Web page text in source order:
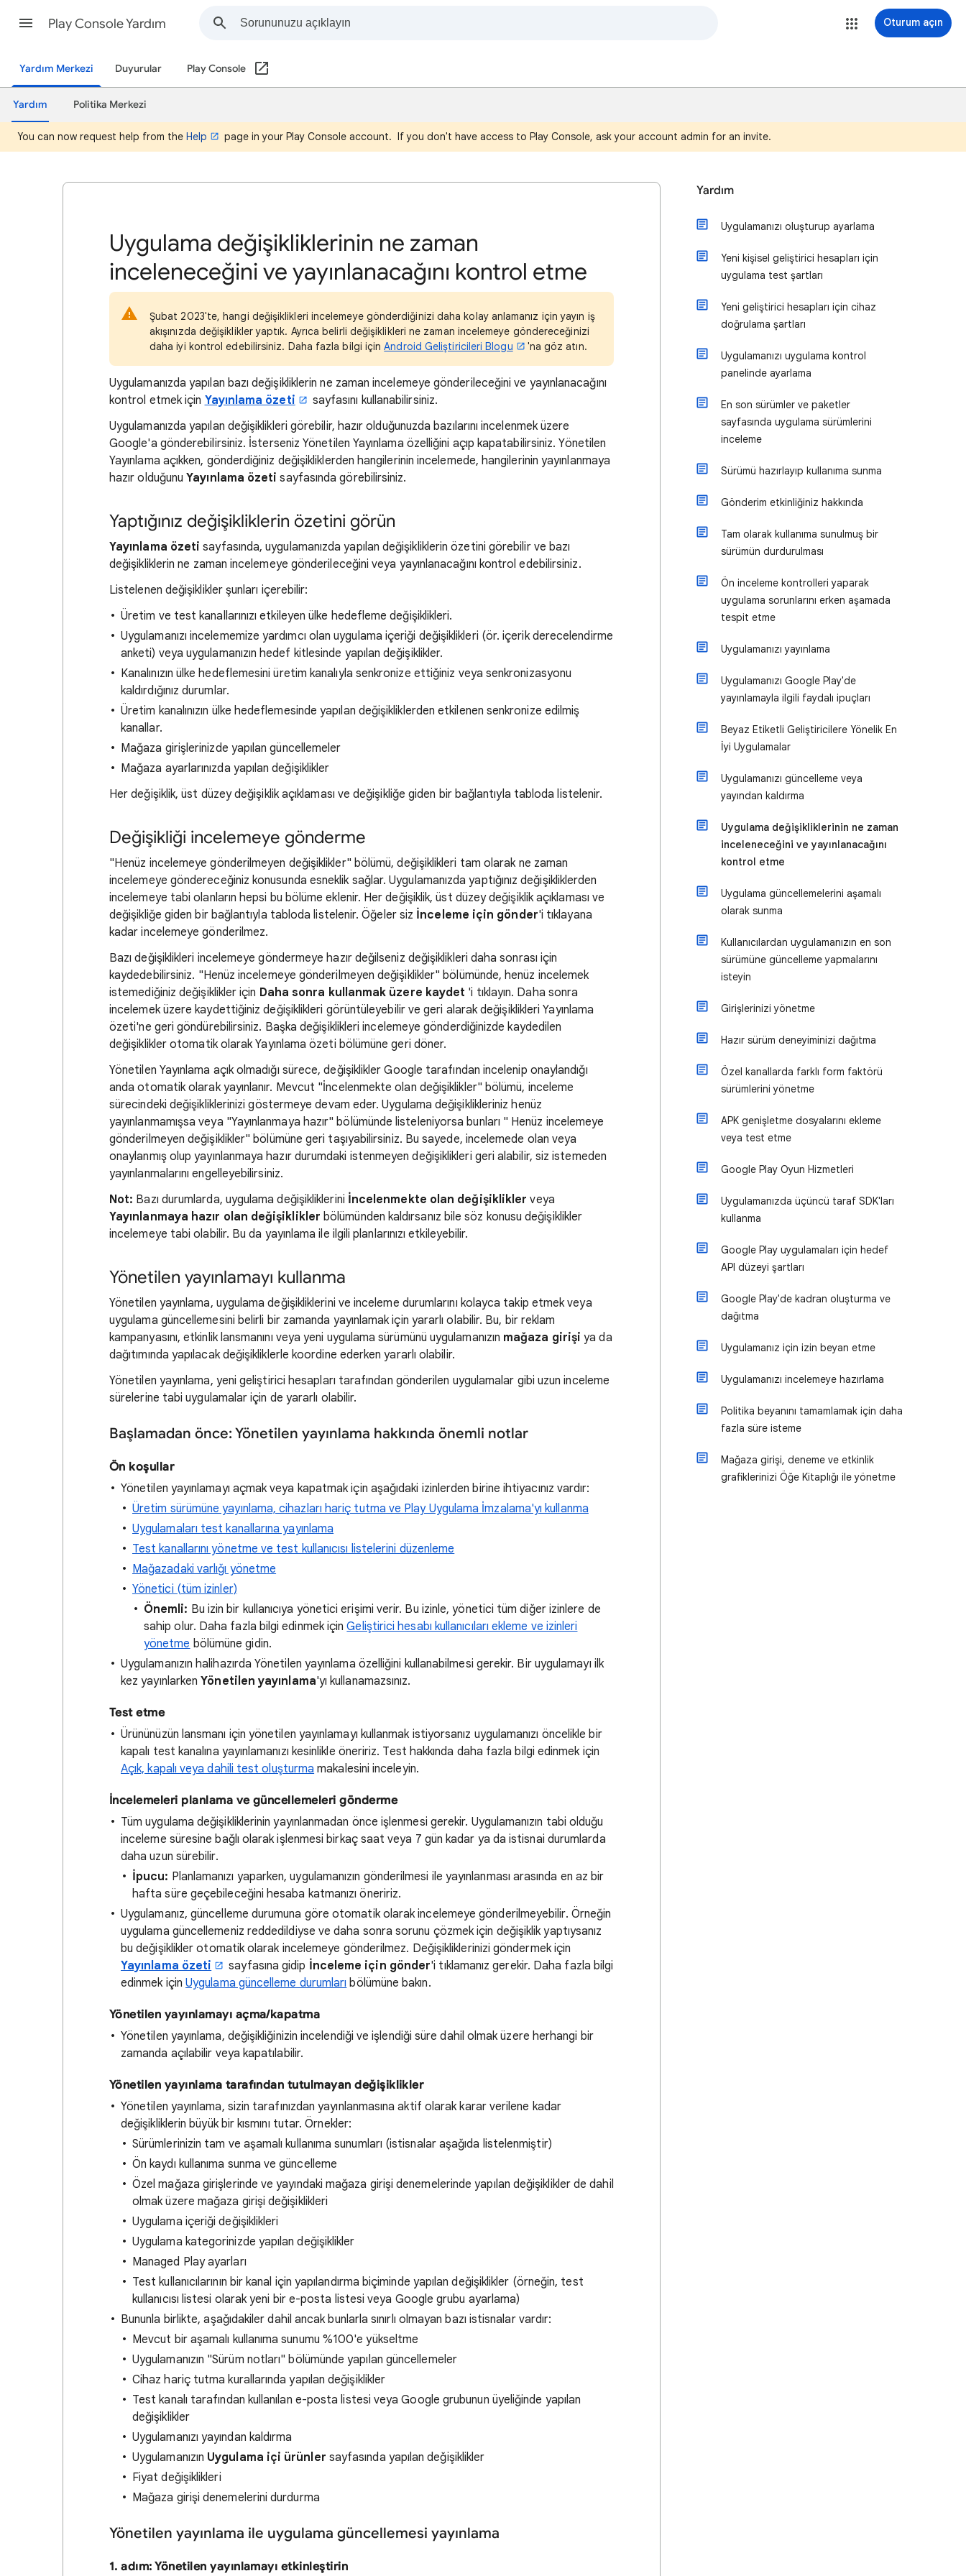
Play Console Yardım Oturum açın
Yardım Merkezi Duyurular Play Console
Yardım Politika Merkezi
You can now request help from the Help page in your Play Console account. If you don't have access to Play Console, ask your account admin for an invite.
Uygulama değişikliklerinin ne zaman
inceleneceğini ve yayınlanacağını kontrol etme
Şubat 2023'te, hangi değişiklikleri incelemeye gönderdiğinizi daha kolay anlamanız için yayın iş
akışınızda değişiklikler yaptık. Ayrıca belirli değişiklikleri ne zaman incelemeye göndereceğinizi
daha iyi kontrol edebilirsiniz. Daha fazla bilgi içinAndroid Geliştiricileri Blogu 'na göz atın.
Uygulamanızda yapılan bazı değişikliklerin ne zaman incelemeye gönderileceğini ve yayınlanacağını
kontrol etmek için Yayınlama özeti
sayfasını kullanabilirsiniz.
Uygulamanızda yapılan değişiklikleri görebilir, hazır olduğunuzda bazılarını incelenmek üzere
Google'a gönderebilirsiniz. İsterseniz Yönetilen Yayınlama özelliğini açıp kapatabilirsiniz. Yönetilen
Yayınlama açıkken, gönderdiğiniz değişikliklerden hangilerinin incelemede, hangilerinin yayınlanmaya
hazır olduğunuYayınlama özeti sayfasında görebilirsiniz.
Yaptığınız değişikliklerin özetini görün
Yayınlama özeti sayfasında, uygulamanızda yapılan değişikliklerin özetini görebilir ve bazı
değişikliklerin ne zaman incelemeye gönderileceğini veya yayınlanacağını kontrol edebilirsiniz.
Listelenen değişiklikler şunları içerebilir:
Üretim ve test kanallarınızı etkileyen ülke hedefleme değişiklikleri.
Uygulamanızı incelememize yardımcı olan uygulama içeriği değişiklikleri (ör. içerik derecelendirme
anketi) veya uygulamanızın hedef kitlesinde yapılan değişiklikler.
Kanalınızın ülke hedeflemesini üretim kanalıyla senkronize ettiğiniz veya senkronizasyonu
kaldırdığınız durumlar.
Üretim kanalınızın ülke hedeflemesinde yapılan değişikliklerden etkilenen senkronize edilmiş
kanallar.
Mağaza girişlerinizde yapılan güncellemeler
Mağaza ayarlarınızda yapılan değişiklikler
Her değişiklik, üst düzey değişiklik açıklaması ve değişikliğe giden bir bağlantıyla tabloda listelenir.
Değişikliği incelemeye gönderme
"Henüz incelemeye gönderilmeyen değişiklikler" bölümü, değişiklikleri tam olarak ne zaman
incelemeye göndereceğiniz konusunda esneklik sağlar. Uygulamanızda yaptığınız değişikliklerden
incelemeye tabi olanların hepsi bu bölüme eklenir. Her değişiklik, üst düzey değişiklik açıklaması ve
değişikliğe giden bir bağlantıyla tabloda listelenir. Öğeler siz İnceleme için gönder'i tıklayana
kadar incelemeye gönderilmez.
Bazı değişiklikleri incelemeye göndermeye hazır değilseniz değişiklikleri daha sonrası için
kaydedebilirsiniz. "Henüz incelemeye gönderilmeyen değişiklikler" bölümünde, henüz incelemek
istemediğiniz değişiklikler için Daha sonra kullanmak üzere kaydet 'i tıklayın. Daha sonra
incelemek üzere kaydettiğiniz değişiklikleri görüntüleyebilir ve geri alarak değişiklikleri Yayınlama
özeti'ne geri göndürebilirsiniz. Başka değişiklikleri incelemeye gönderdiğinizde kaydedilen
değişiklikler otomatik olarak Yayınlama özeti bölümüne geri döner.
Yönetilen Yayınlama açık olmadığı sürece, değişiklikler Google tarafından incelenip onaylandığı
anda otomatik olarak yayınlanır. Mevcut "İncelenmekte olan değişiklikler" bölümü, inceleme
sürecindeki değişikliklerinizi göstermeye devam eder. Uygulama değişiklikleriniz henüz
yayınlanmamışsa veya "Yayınlanmaya hazır" bölümünde listeleniyorsa bunları " Henüz incelemeye
gönderilmeyen değişiklikler" bölümüne geri taşıyabilirsiniz. Bu sayede, incelemede olan veya
onaylanmış olup yayınlanmaya hazır durumdaki istenmeyen değişiklikleri geri alabilir, siz istemeden
yayınlanmalarını engelleyebilirsiniz.
Not: Bazı durumlarda, uygulama değişikliklerini İncelenmekte olan değişiklikler veya
Yayınlanmaya hazır olan değişiklikler bölümünden kaldırsanız bile söz konusu değişiklikler
incelemeye tabi olabilir. Bu da yayınlama ile ilgili planlarınızı etkileyebilir.
Yönetilen yayınlamayı kullanma
Yönetilen yayınlama, uygulama değişikliklerini ve inceleme durumlarını kolayca takip etmek veya
uygulama güncellemesini belirli bir zamanda yayınlamak için yararlı olabilir. Bu, bir reklam
kampanyasını, etkinlik lansmanını veya yeni uygulama sürümünü uygulamanızın mağaza girişi ya da
dağıtımında yapılacak değişikliklerle koordine ederken yararlı olabilir.
Yönetilen yayınlama, yeni geliştirici hesapları tarafından gönderilen uygulamalar gibi uzun inceleme
sürelerine tabi uygulamalar için de yararlı olabilir.
Başlamadan önce: Yönetilen yayınlama hakkında önemli notlar
Ön koşullar
Yönetilen yayınlamayı açmak veya kapatmak için aşağıdaki izinlerden birine ihtiyacınız vardır:
Üretim sürümüne yayınlama, cihazları hariç tutma ve Play Uygulama İmzalama'yı kullanma
Uygulamaları test kanallarına yayınlama
Test kanallarını yönetme ve test kullanıcısı listelerini düzenleme
Mağazadaki varlığı yönetme
Yönetici (tüm izinler)
Önemli: Bu izin bir kullanıcıya yönetici erişimi verir. Bu izinle, yönetici tüm diğer izinlere de
sahip olur. Daha fazla bilgi edinmek içinGeliştirici hesabı kullanıcıları ekleme ve izinleri
yönetme bölümüne gidin.
Uygulamanızın halihazırda Yönetilen yayınlama özelliğini kullanabilmesi gerekir. Bir uygulamayı ilk
kez yayınlarkenYönetilen yayınlama'yı kullanamazsınız.
Test etme
Ürününüzün lansmanı için yönetilen yayınlamayı kullanmak istiyorsanız uygulamanızı öncelikle bir
kapalı test kanalına yayınlamanızı kesinlikle öneririz. Test hakkında daha fazla bilgi edinmek için
Açık, kapalı veya dahili test oluşturma makalesini inceleyin.
İncelemeleri planlama ve güncellemeleri gönderme
Tüm uygulama değişikliklerinin yayınlanmadan önce işlenmesi gerekir. Uygulamanızın tabi olduğu
inceleme süresine bağlı olarak işlenmesi birkaç saat veya 7 gün kadar ya da istisnai durumlarda
daha uzun sürebilir.
İpucu: Planlamanızı yaparken, uygulamanızın gönderilmesi ile yayınlanması arasında en az bir
hafta süre geçebileceğini hesaba katmanızı öneririz.
Uygulamanız, güncelleme durumuna göre otomatik olarak incelemeye gönderilmeyebilir. Örneğin
uygulama güncellemeniz reddedildiyse ve daha sonra sorunu çözmek için değişiklik yaptıysanız
bu değişiklikler otomatik olarak incelemeye gönderilmez. Değişikliklerinizi göndermek için
Yayınlama özeti
sayfasına gidip İnceleme için gönder'i tıklamanız gerekir. Daha fazla bilgi
edinmek içinUygulama güncelleme durumları bölümüne bakın.
Yönetilen yayınlamayı açma/kapatma
Yönetilen yayınlama, değişikliğinizin incelendiği ve işlendiği süre dahil olmak üzere herhangi bir
zamanda açılabilir veya kapatılabilir.
Yönetilen yayınlama tarafından tutulmayan değişiklikler
Yönetilen yayınlama, sizin tarafınızdan yayınlanmasına aktif olarak karar verilene kadar
değişikliklerin büyük bir kısmını tutar. Örnekler:
Sürümlerinizin tam ve aşamalı kullanıma sunumları (istisnalar aşağıda listelenmiştir)
Ön kaydı kullanıma sunma ve güncelleme
Özel mağaza girişlerinde ve yayındaki mağaza girişi denemelerinde yapılan değişiklikler de dahil
olmak üzere mağaza girişi değişiklikleri
Uygulama içeriği değişiklikleri
Uygulama kategorinizde yapılan değişiklikler
Managed Play ayarları
Test kullanıcılarının bir kanal için yapılandırma biçiminde yapılan değişiklikler (örneğin, test
kullanıcısı listesi olarak yeni bir e-posta listesi veya Google grubu ayarlama)
Bununla birlikte, aşağıdakiler dahil ancak bunlarla sınırlı olmayan bazı istisnalar vardır:
Mevcut bir aşamalı kullanıma sunumu %100'e yükseltme
Uygulamanızın "Sürüm notları" bölümünde yapılan güncellemeler
Cihaz hariç tutma kurallarında yapılan değişiklikler
Test kanalı tarafından kullanılan e-posta listesi veya Google grubunun üyeliğinde yapılan
değişiklikler
Uygulamanızı yayından kaldırma
Uygulamanızın Uygulama içi ürünler sayfasında yapılan değişiklikler
Fiyat değişiklikleri
Mağaza girişi denemelerini durdurma
Yönetilen yayınlama ile uygulama güncellemesi yayınlama
1. adım: Yönetilen yayınlamayı etkinleştirin
Yardım
Uygulamanızı oluşturup ayarlama
Yeni kişisel geliştirici hesapları için
uygulama test şartları
Yeni geliştirici hesapları için cihaz
doğrulama şartları
Uygulamanızı uygulama kontrol
panelinde ayarlama
En son sürümler ve paketler
sayfasında uygulama sürümlerini
inceleme
Sürümü hazırlayıp kullanıma sunma
Gönderim etkinliğiniz hakkında
Tam olarak kullanıma sunulmuş bir
sürümün durdurulması
Ön inceleme kontrolleri yaparak
uygulama sorunlarını erken aşamada
tespit etme
Uygulamanızı yayınlama
Uygulamanızı Google Play'de
yayınlamayla ilgili faydalı ipuçları
Beyaz Etiketli Geliştiricilere Yönelik En
İyi Uygulamalar
Uygulamanızı güncelleme veya
yayından kaldırma
Uygulama değişikliklerinin ne zaman
inceleneceğini ve yayınlanacağını
kontrol etme
Uygulama güncellemelerini aşamalı
olarak sunma
Kullanıcılardan uygulamanızın en son
sürümüne güncelleme yapmalarını
isteyin
Girişlerinizi yönetme
Hazır sürüm deneyiminizi dağıtma
Özel kanallarda farklı form faktörü
sürümlerini yönetme
APK genişletme dosyalarını ekleme
veya test etme
Google Play Oyun Hizmetleri
Uygulamanızda üçüncü taraf SDK'ları
kullanma
Google Play uygulamaları için hedef
API düzeyi şartları
Google Play'de kadran oluşturma ve
dağıtma
Uygulamanız için izin beyan etme
Uygulamanızı incelemeye hazırlama
Politika beyanını tamamlamak için daha
fazla süre isteme
Mağaza girişi, deneme ve etkinlik
grafiklerinizi Öğe Kitaplığı ile yönetme